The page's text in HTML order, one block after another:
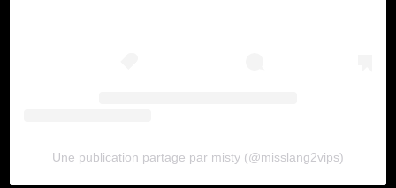
Une publication partage par misty (@misslang2vips)